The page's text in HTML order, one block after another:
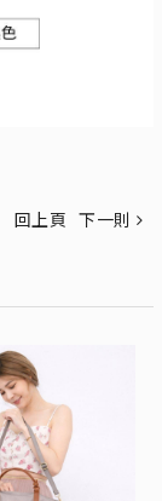
回上頁 下一則